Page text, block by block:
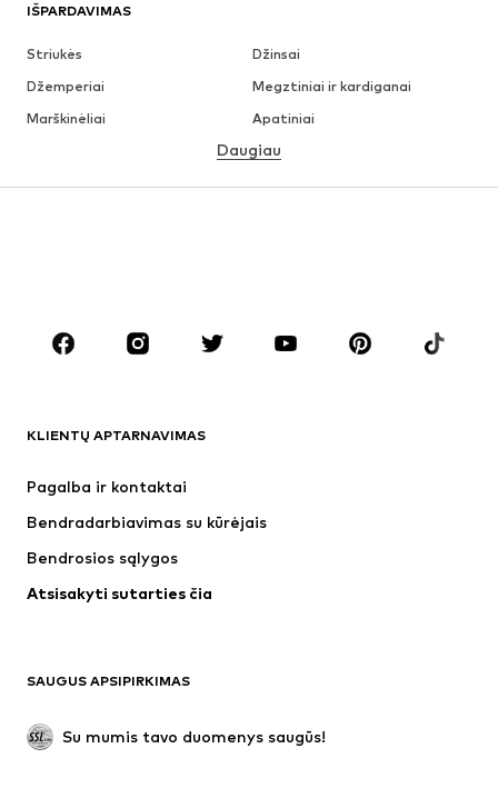
IŠPARDAVIMAS
Striukės
Džinsai
Džemperiai
Megztiniai ir kardiganai
Marškinėliai
Apatiniai
Marškiniai
DRABUŽIAI
Striukės
Maudymosi drabužiai
Proginiai
BATAI
Naujienos
Daugiau
KLIENTŲ APTARNAVIMAS
Pagalba ir kontaktai
Bendradarbiavimas su kūrėjais
Bendrosios sąlygos
Atsisakyti sutarties čia
SAUGUS APSIPIRKIMAS
Su mumis tavo duomenys saugūs!